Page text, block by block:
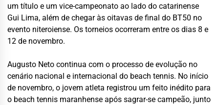
um título e um vice-campeonato ao lado do catarinense
Gui Lima, além de chegar às oitavas de final do BT50 no
evento niteroiense. Os torneios ocorreram entre os dias 8 e
12 de novembro.
Augusto Neto continua com o processo de evolução no
cenário nacional e internacional do beach tennis. No início
de novembro, o jovem atleta registrou um feito inédito para
o beach tennis maranhense após sagrar-se campeão, junto